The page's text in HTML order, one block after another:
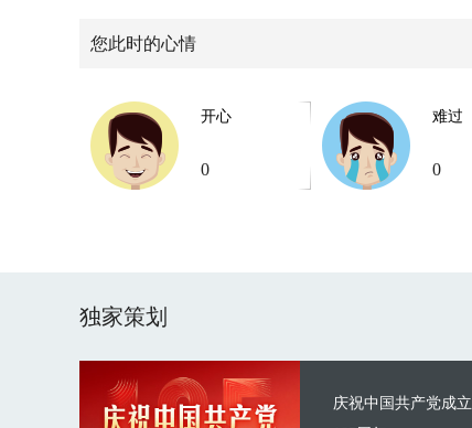
您此时的心情
开心
0
难过
0
独家策划
庆祝中国共产党成立